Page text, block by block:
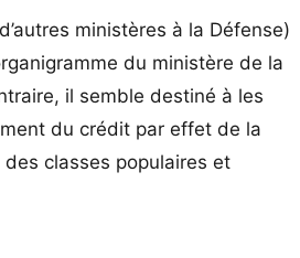
ministères à la Défense)
du ministère de la
il semble destiné à les
du crédit par effet de la
classes populaires et